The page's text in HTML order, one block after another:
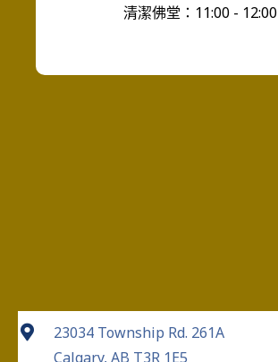
清潔佛堂：11:00 - 12:00
23034 Township Rd. 261A
Calgary, AB T3R 1E5